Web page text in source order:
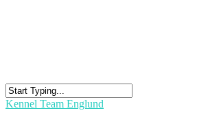
Kennel Team Englund